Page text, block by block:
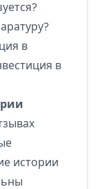
в
в
истории